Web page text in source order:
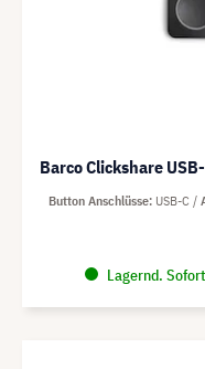
Barco Clickshare
Lagernd.
Button Anschlüsse USB-C